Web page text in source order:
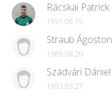
Rácskai Patrick
1991.09.19
Straub Ágoston
1989.08.20
Szádvári Dániel
1993.03.27